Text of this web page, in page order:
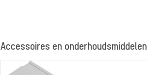
Accessoires en onderhoudsmiddelen